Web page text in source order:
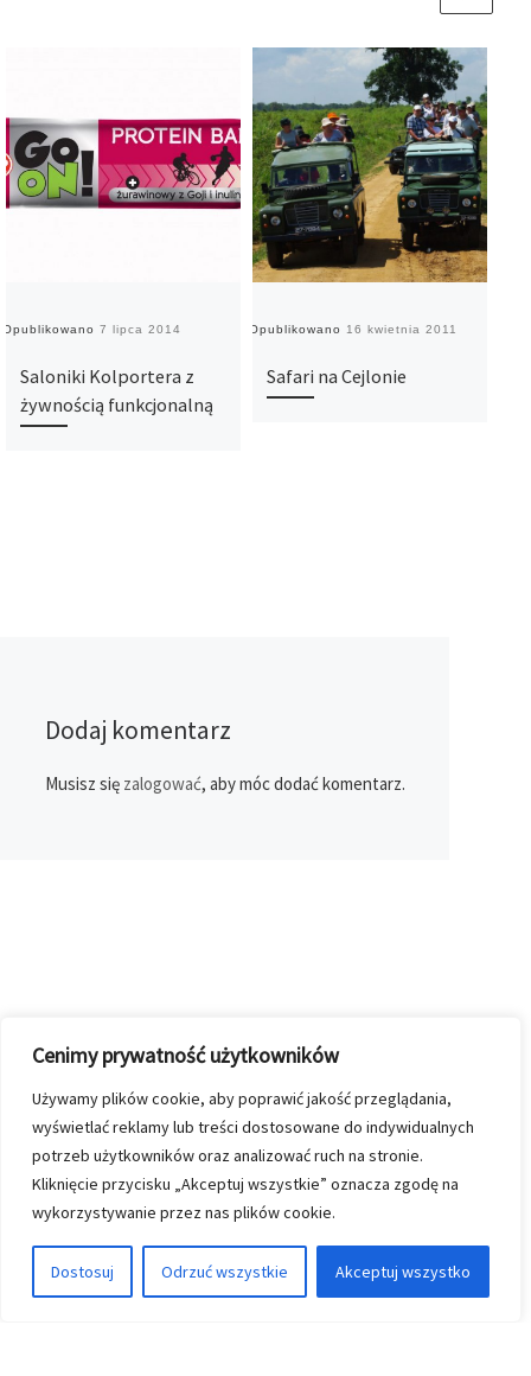
Cenimy prywatność użytkowników
Używamy plików cookie, aby poprawić jakość przeglądania,
wyświetlać reklamy lub treści dostosowane do indywidualnych
potrzeb użytkowników oraz analizować ruch na stronie.
Kliknięcie przycisku „Akceptuj wszystkie” oznacza zgodę na
wykorzystywanie przez nas plików cookie.
Dostosuj Odrzuć wszystkie Akceptuj wszystko
Opublikowano 7 lipca 2014
Saloniki Kolportera z
żywnością funkcjonalną
Opublikowano 16 kwietnia 2011
Safari na Cejlonie
Dodaj komentarz
Musisz się zalogować, aby móc dodać komentarz.